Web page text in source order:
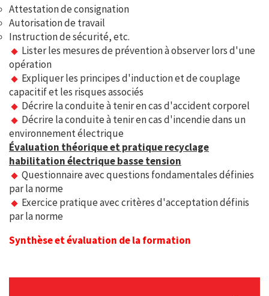
Attestation de consignation
Autorisation de travail
Instruction de sécurité, etc.
Lister les mesures de prévention à observer lors d'une
opération
Expliquer les principes d'induction et de couplage
capacitif et les risques associés
Décrire la conduite à tenir en cas d'accident corporel
Décrire la conduite à tenir en cas d'incendie dans un
environnement électrique
Évaluation théorique et pratique recyclage
habilitation électrique basse tension
Questionnaire avec questions fondamentales définies
par la norme
Exercice pratique avec critères d'acceptation définis
par la norme
Synthèse et évaluation de la formation